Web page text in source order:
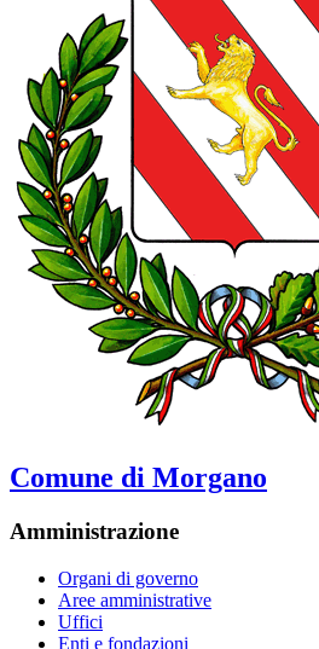
Comune di Morgano
Amministrazione
Organi di governo
Aree amministrative
Uffici
Enti e fondazioni